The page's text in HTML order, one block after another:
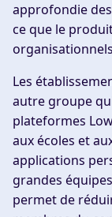
approfondie
ce que le
Les
autre groupe
plateformes
aux écoles et
applications
grandes
permet de